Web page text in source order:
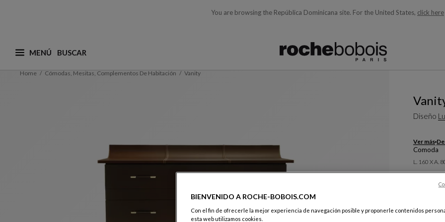
You are browsing the República Dominicana site. For the United States, click here
MENÚ
¿Qué está buscando? (adaptamos las sugerencias aquí debajo acorde con lo que está buscando)
Home Cómodas, Mesitas, Complementos De Habitación Vanity
Diseño
Ver más
Comoda
L. 160 X A.
BIENVENIDO A ROCHE-BOBOIS.COM
Con el fin de ofrecerle la mejor experiencia de navegación posible y proponerle contenidos
esta web utilizamos cookies.